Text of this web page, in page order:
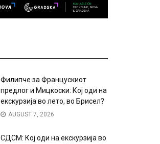
Филипче за Францускиот
предлог и Мицкоски: Кој оди на
екскурзија во лето, во Брисел?
AUGUST 7, 2026
СДСМ: Кој оди на екскурзија во